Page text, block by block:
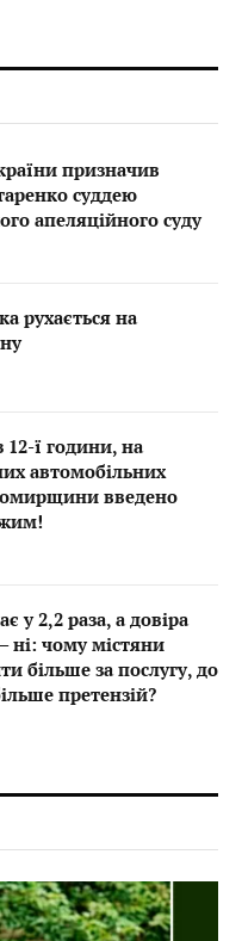
призначив
суддею
апеляційного суду
рухається на
ї години, на
автомобільних
введено
у 2,2 раза, а довіра
чому містяни
більше за послугу, до
претензій?